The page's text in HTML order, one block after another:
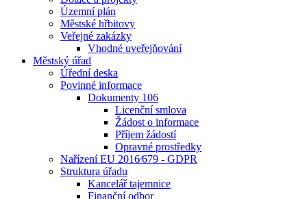
Územní plán
Městské hřbitovy
Veřejné zakázky
Vhodné uveřejňování
Městský úřad
Úřední deska
Povinné informace
Dokumenty 106
Licenční smlova
Žádost o informace
Příjem žádostí
Opravné prostředky
Nařízení EU 2016⁄679 - GDPR
Struktura úřadu
Kancelář tajemnice
Finanční odbor